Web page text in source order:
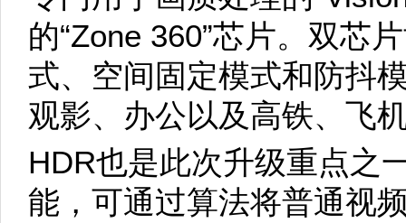
的“Zone 360”芯片。双芯
式、空间固定模式和防抖
观影、办公以及高铁、飞
HDR也是此次升级重点之
能，可通过算法将普通视